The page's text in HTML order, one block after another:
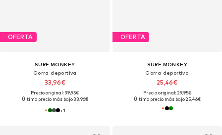
OFERTA
SURF MONKEY
Gorra deportiva
33,96€
Precio original: 39,95€
Último precio más bajo:33,96€
+1
OFERTA
SURF MONKEY
Gorra deportiva
25,46€
Precio original: 29,95€
Último precio más bajo:25,46€